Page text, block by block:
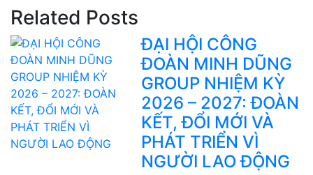
Related Posts
ĐẠI HỘI CÔNG
ĐOÀN MINH DŨNG
GROUP NHIỆM KỲ
2026 – 2027: ĐOÀN
KẾT, ĐỔI MỚI VÀ
PHÁT TRIỂN VÌ
NGƯỜI LAO ĐỘNG